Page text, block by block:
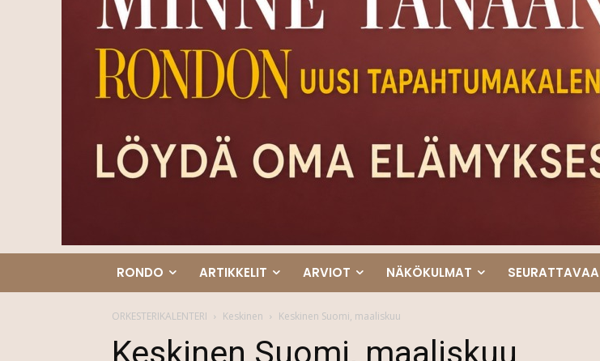
RONDO ARTIKKELIT ARVIOT NÄKÖKULMAT SEURATTAVAA
ORKESTERIKALENTERI Keskinen Keskinen Suomi, maaliskuu
Keskinen Suomi, maaliskuu